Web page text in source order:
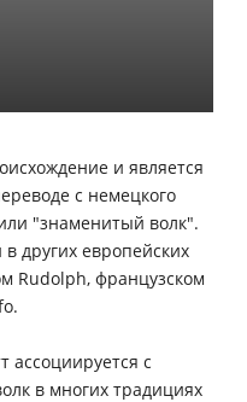
и является
с немецкого
"знаменитый волк".
других европейских
Rudolph, французском
ассоциируется с
в многих традициях